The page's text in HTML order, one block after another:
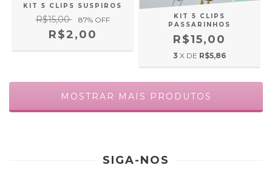
KIT 5 CLIPS SUSPIROS
R$15,00 87% OFF
R$2,00
KIT 5 CLIPS
PASSARINHOS
R$15,00
3 X DE R$5,86
MOSTRAR MAIS PRODUTOS
SIGA-NOS